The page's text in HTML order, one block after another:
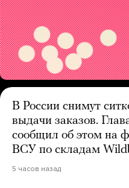
В России снимут
выдачи заказов.
сообщил об этом на
ВСУ по складам
5 часов назад